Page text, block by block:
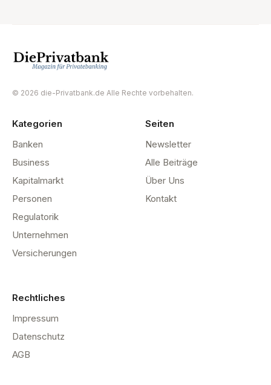
© 2026 die-Privatbank.de Alle Rechte vorbehalten.
Kategorien
Banken
Business
Kapitalmarkt
Personen
Regulatorik
Unternehmen
Versicherungen
Seiten
Newsletter
Alle Beiträge
Über Uns
Kontakt
Rechtliches
Impressum
Datenschutz
AGB